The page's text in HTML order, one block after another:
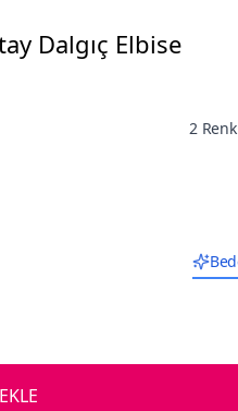
Dalgıç Elbise
2